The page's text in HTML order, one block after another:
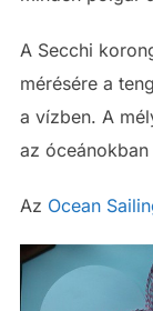
A Secchi
mérésére a
a vízben. A
az
Az Ocean